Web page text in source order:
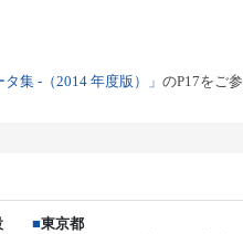
集 -（2014 年度版）」のP17をご
■東京都